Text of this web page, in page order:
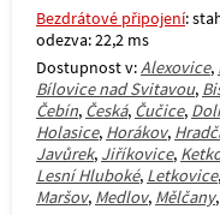
Bezdrátové připojení:
odezva: 22,2 ms
Dostupnost v:Alexovice,
Bílovice nad Svitavou,
Čebín, Česká, Čučice,
Holasice, Horákov,
Javůrek, Jiříkovice,
Lesní Hluboké, Letkovice,
Maršov, Medlov, Mělčany,